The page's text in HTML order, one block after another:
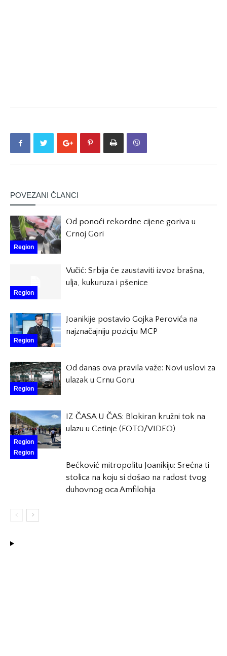
POVEZANI ČLANCI
Region
Od ponoći rekordne cijene goriva u
Crnoj Gori
Region
Vučić: Srbija će zaustaviti izvoz brašna,
ulja, kukuruza i pšenice
Region
Joanikije postavio Gojka Perovića na
najznačajniju poziciju MCP
Region
Od danas ova pravila važe: Novi uslovi za
ulazak u Crnu Goru
Region
IZ ČASA U ČAS: Blokiran kružni tok na
ulazu u Cetinje (FOTO/VIDEO)
Region
Bećković mitropolitu Joanikiju: Srećna ti
stolica na koju si došao na radost tvog
duhovnog oca Amfilohija